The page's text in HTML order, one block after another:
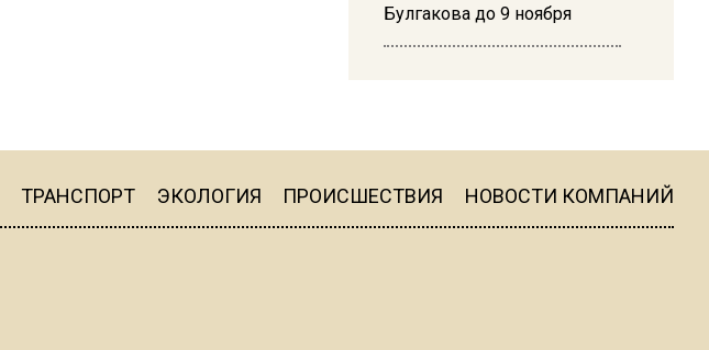
Булгакова до 9 ноября
16:19
ТРАНСПОРТ ЭКОЛОГИЯ ПРОИСШЕСТВИЯ НОВОСТИ КОМПАНИЙ